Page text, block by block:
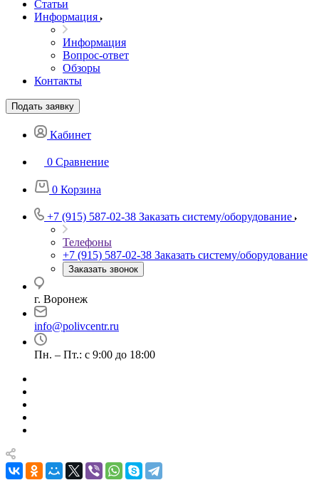
Статьи
Информация
Информация
Вопрос-ответ
Обзоры
Контакты
Подать заявку
Кабинет
0 Сравнение
0 Корзина
+7 (915) 587-02-38 Заказать систему/оборудование
Телефоны
+7 (915) 587-02-38 Заказать систему/оборудование
Заказать звонок
г. Воронеж
info@polivcentr.ru
Пн. – Пт.: с 9:00 до 18:00